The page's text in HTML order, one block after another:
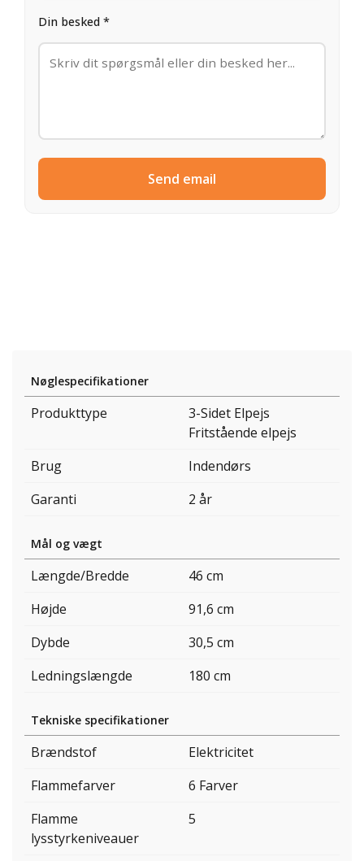
Din besked *
Send email
Nøglespecifikationer
Produkttype
3-Sidet Elpejs
Fritstående elpejs
Brug
Indendørs
Garanti
2 år
Mål og vægt
Længde/Bredde
46 cm
Højde
91,6 cm
Dybde
30,5 cm
Ledningslængde
180 cm
Tekniske specifikationer
Brændstof
Elektricitet
Flammefarver
6 Farver
Flamme
lysstyrkeniveauer
5